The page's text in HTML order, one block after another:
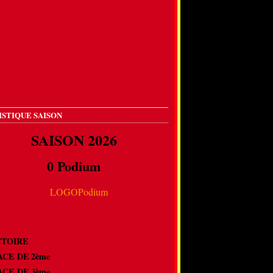
SAISON
SAISON 2026
0 Podium
DE 2ème